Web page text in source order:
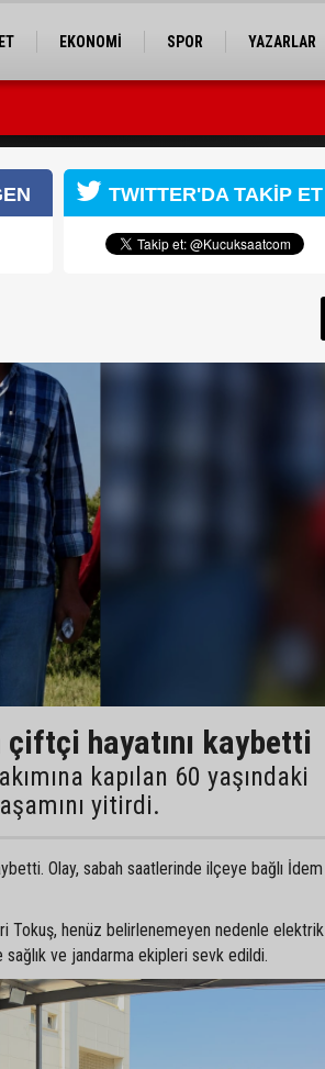
EKONOMİ SPOR YAZARLAR
çiftçi hayatını kaybetti
kapılan 60 yaşındaki
yitirdi.
Olay, sabah saatlerinde ilçeye bağlı İdem
Tokuş, henüz belirlenemeyen nedenle elektrik
sağlık ve jandarma ekipleri sevk edildi.
TWITTER'DA TAKİP ET